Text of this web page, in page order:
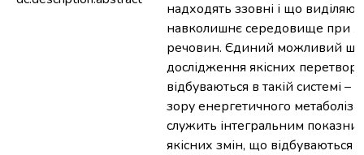
надходять ззовні і що
навколишнє середовище при
речовин. Єдиний можливий
дослідження якісних
відбуваються в такій системі –
зору енергетичного
служить інтегральним
якісних змін, що відбуваються